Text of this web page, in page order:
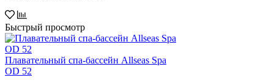
Быстрый просмотр
Плавательный спа-бассейн Allseas Spa
OD 52